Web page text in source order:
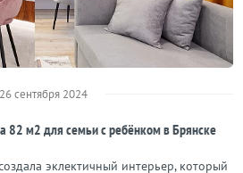
26 сентября 2024
82 м2 для семьи с ребёнком в Брянске
эклектичный интерьер, который